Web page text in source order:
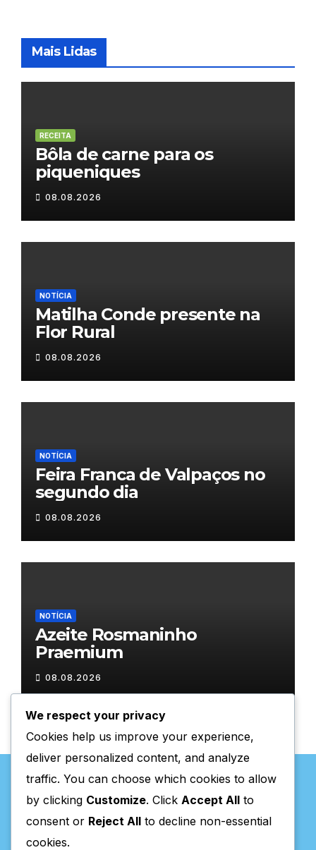
Mais Lidas
RECEITA
Bôla de carne para os
piqueniques
08.08.2026
NOTÍCIA
Matilha Conde presente na
Flor Rural
08.08.2026
NOTÍCIA
Feira Franca de Valpaços no
segundo dia
08.08.2026
NOTÍCIA
Azeite Rosmaninho
Praemium
08.08.2026
Valpaços Online
We respect your privacy
Cookies help us improve your experience,
deliver personalized content, and analyze
traffic. You can choose which cookies to allow
by clicking Customize. Click Accept All to
consent or Reject All to decline non-essential
cookies.